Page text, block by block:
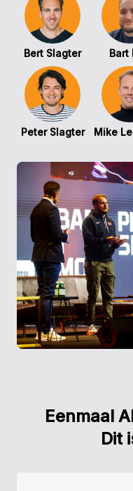
Bert Slagter Bart
Peter Slagter Mike
Eenmaal
Dit